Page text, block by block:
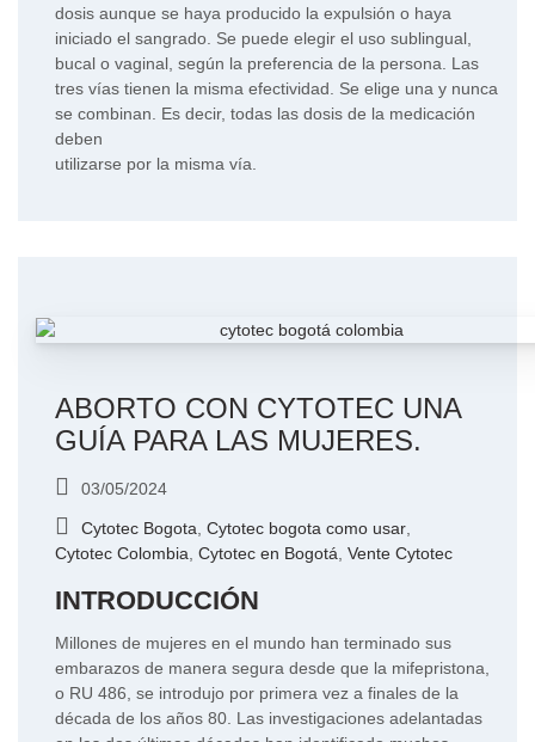
dosis aunque se haya producido la expulsión o haya
iniciado el sangrado. Se puede elegir el uso sublingual,
bucal o vaginal, según la preferencia de la persona. Las
tres vías tienen la misma efectividad. Se elige una y nunca
se combinan. Es decir, todas las dosis de la medicación
deben
utilizarse por la misma vía.
ABORTO CON CYTOTEC UNA
GUÍA PARA LAS MUJERES.
03/05/2024
Cytotec Bogota Cytotec bogota como usar
Cytotec Colombia Cytotec en Bogotá Vente Cytotec
INTRODUCCIÓN
Millones de mujeres en el mundo han terminado sus
embarazos de manera segura desde que la mifepristona,
o RU 486, se introdujo por primera vez a finales de la
década de los años 80. Las investigaciones adelantadas